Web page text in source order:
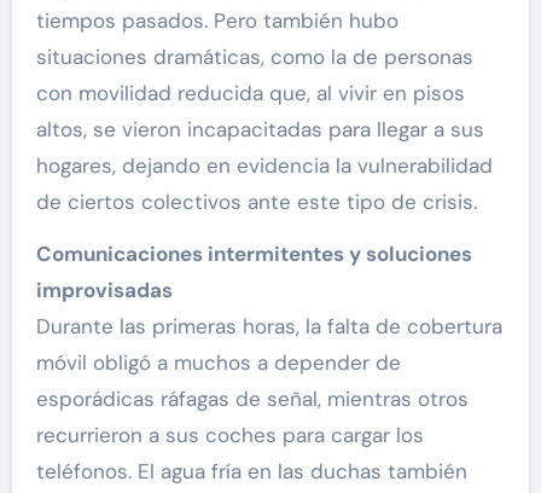
tiempos pasados. Pero también hubo
situaciones dramáticas, como la de personas
con movilidad reducida que, al vivir en pisos
altos, se vieron incapacitadas para llegar a sus
hogares, dejando en evidencia la vulnerabilidad
de ciertos colectivos ante este tipo de crisis.
Comunicaciones intermitentes y soluciones
improvisadas
Durante las primeras horas, la falta de cobertura
móvil obligó a muchos a depender de
esporádicas ráfagas de señal, mientras otros
recurrieron a sus coches para cargar los
teléfonos. El agua fría en las duchas también